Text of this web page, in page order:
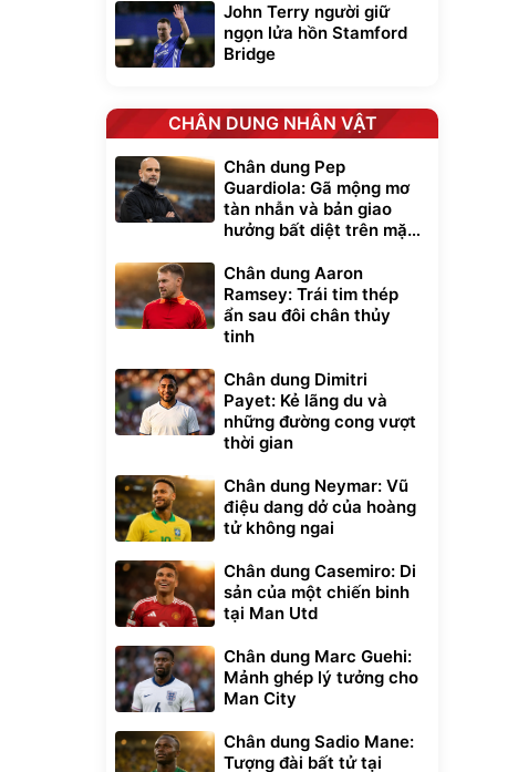
xe cầm
cao áp
John Terry người giữ
ngọn lửa hồn Stamford
Bridge
CHÂN DUNG NHÂN VẬT
Chân dung Pep
Guardiola: Gã mộng mơ
tàn nhẫn và bản giao
hưởng bất diệt trên mặt
Chân dung Aaron
Ramsey: Trái tim thép
ẩn sau đôi chân thủy
tinh
Chân dung Dimitri
Payet: Kẻ lãng du và
những đường cong vượt
thời gian
Chân dung Neymar: Vũ
điệu dang dở của hoàng
tử không ngai
Chân dung Casemiro: Di
sản của một chiến binh
tại Man Utd
Chân dung Marc Guehi:
Mảnh ghép lý tưởng cho
Man City
Chân dung Sadio Mane:
Tượng đài bất tử tại